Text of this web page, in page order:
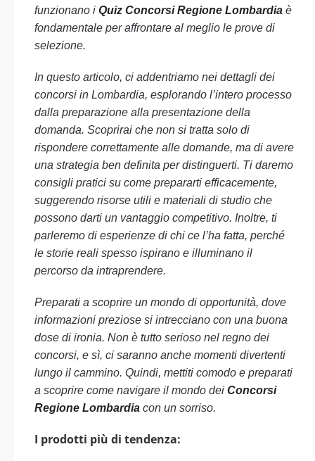
funzionano i Quiz Concorsi Regione Lombardia è
fondamentale per affrontare al meglio le prove di
selezione.
In questo articolo, ci addentriamo nei dettagli dei
concorsi in Lombardia, esplorando l’intero processo
dalla preparazione alla presentazione della
domanda. Scoprirai che non si tratta solo di
rispondere correttamente alle domande, ma di avere
una strategia ben definita per distinguerti. Ti daremo
consigli pratici su come prepararti efficacemente,
suggerendo risorse utili e materiali di studio che
possono darti un vantaggio competitivo. Inoltre, ti
parleremo di esperienze di chi ce l’ha fatta, perché
le storie reali spesso ispirano e illuminano il
percorso da intraprendere.
Preparati a scoprire un mondo di opportunità, dove
informazioni preziose si intrecciano con una buona
dose di ironia. Non è tutto serioso nel regno dei
concorsi, e sì, ci saranno anche momenti divertenti
lungo il cammino. Quindi, mettiti comodo e preparati
a scoprire come navigare il mondo dei Concorsi
Regione Lombardia con un sorriso.
I prodotti più di tendenza: